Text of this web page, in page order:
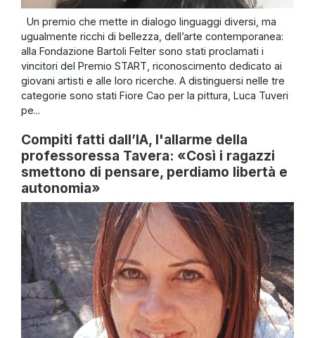
Un premio che mette in dialogo linguaggi diversi, ma
ugualmente ricchi di bellezza, dell’arte contemporanea:
alla Fondazione Bartoli Felter sono stati proclamati i
vincitori del Premio START, riconoscimento dedicato ai
giovani artisti e alle loro ricerche. A distinguersi nelle tre
categorie sono stati Fiore Cao per la pittura, Luca Tuveri
pe...
Compiti fatti dall’IA, l'allarme della
professoressa Tavera: «Così i ragazzi
smettono di pensare, perdiamo libertà e
autonomia»